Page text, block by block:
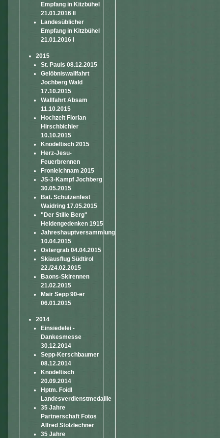
Empfang in Kitzbühel
21.01.2016 II
Landesüblicher
Empfang in Kitzbühel
21.01.2016 I
2015
St. Pauls 08.12.2015
Gelöbniswallfahrt
Jochberg Wald
17.10.2015
Wallfahrt Absam
11.10.2015
Hochzeit Florian
Hirschbichler
10.10.2015
Knödeltisch 2015
Herz-Jesu-
Feuerbrennen
Fronleichnam 2015
JS-3-Kampf Jochberg
30.05.2015
Bat. Schützenfest
Waidring 17.05.2015
"Der Stille Berg"
Heldengedenken 1915
Jahreshauptversammlung
10.04.2015
Ostergrab 04.04.2015
Skiausflug Südtirol
22./24.02.2015
Baons-Skirennen
21.02.2015
Mair Sepp 90-er
06.01.2015
2014
Einsiedelei -
Dankesmesse
30.12.2014
Sepp-Kerschbaumer
08.12.2014
Knödeltisch
20.09.2014
Hptm. Foidl
Landesverdienstmedaille
35 Jahre
Partnerschaft Fotos
Alfred Stolzlechner
35 Jahre